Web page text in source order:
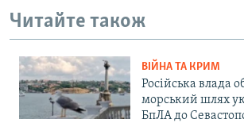
Читайте також
ВІЙНА ТА КРИМ
Російська влада
морський шлях
БпЛА до